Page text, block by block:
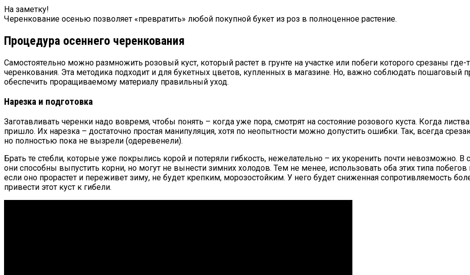
На заметку!
Черенкование осенью позволяет «превратить» любой покупной букет из роз в полноценное растение.
Процедура осеннего черенкования
Самостоятельно можно размножить розовый куст, который растет в грунте на участке или побеги которого срезаны
черенкования. Эта методика подходит и для букетных цветов, купленных в магазине. Но, важно соблюдать пошаговый
обеспечить проращиваемому материалу правильный уход.
Нарезка и подготовка
Заготавливать черенки надо вовремя, чтобы понять – когда уже пора, смотрят на состояние розового куста. Когда
пришло. Их нарезка – достаточно простая манипуляция, хотя по неопытности можно допустить ошибки. Так, всегда
но полностью пока не вызрели (одеревенели).
Брать те стебли, которые уже покрылись корой и потеряли гибкость, нежелательно – их укоренить почти невозможно.
они способны выпустить корни, но могут не вынести зимних холодов. Тем не менее, использовать оба этих типа
если оно прорастет и переживет зиму, не будет крепким, морозостойким. У него будет сниженная сопротивляемость
привести этот куст к гибели.